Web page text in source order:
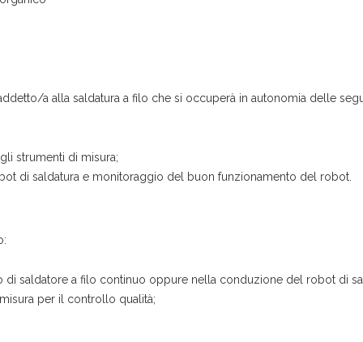
a alla saldatura a filo che si occuperà in autonomia delle
strumenti di misura;
di saldatura e monitoraggio del buon funzionamento del robot.
saldatore a filo continuo oppure nella conduzione del robot di
per il controllo qualità;